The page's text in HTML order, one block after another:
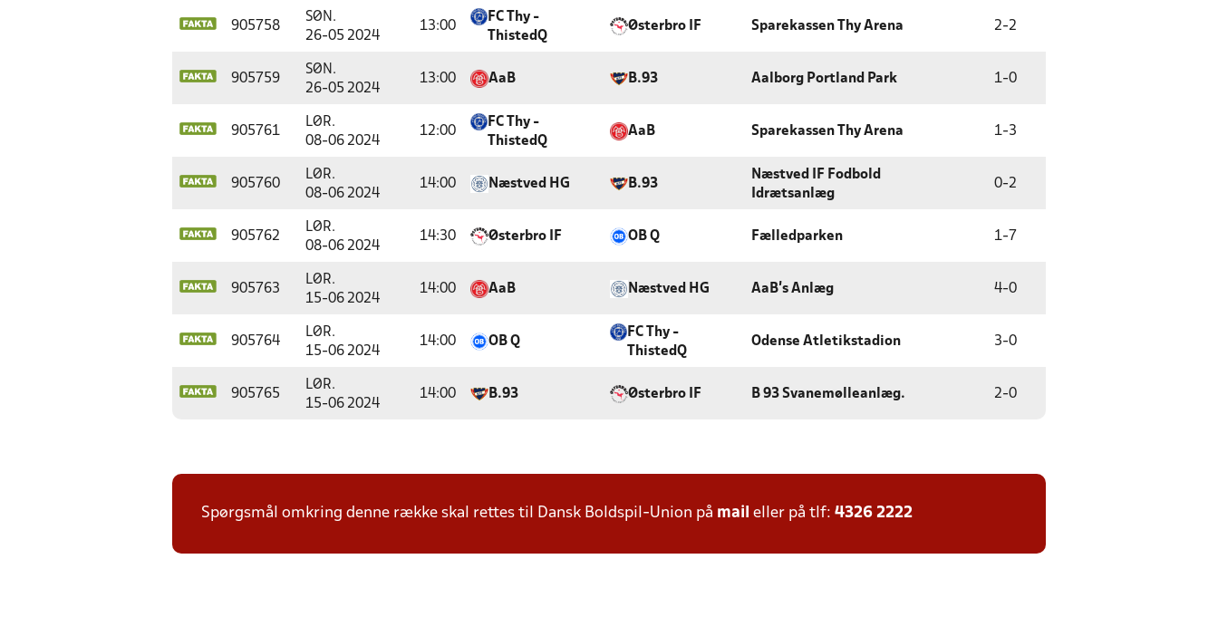
905758
SØN.
26-05 2024
13:00
FC Thy -
ThistedQ
Østerbro IF Sparekassen Thy Arena 2-2
905759
SØN.
26-05 2024
13:00 AaB B.93 Aalborg Portland Park 1-0
905761
LØR.
08-06 2024
12:00
FC Thy -
ThistedQ
AaB Sparekassen Thy Arena 1-3
905760
LØR.
08-06 2024
14:00 Næstved HG B.93
Næstved IF Fodbold
Idrætsanlæg
0-2
905762
LØR.
08-06 2024
14:30 Østerbro IF OB Q Fælledparken 1- 7
905763
LØR.
15-06 2024
14:00 AaB Næstved HG AaB's Anlæg 4-0
905764
LØR.
15-06 2024
14:00 OB Q
FC Thy -
ThistedQ
Odense Atletikstadion 3-0
905765
LØR.
15-06 2024
14:00 B.93 Østerbro IF B 93 Svanemølleanlæg. 2-0
Spørgsmål omkring denne række skal rettes til Dansk Boldspil-Union på mail eller på tlf: 4326 2222